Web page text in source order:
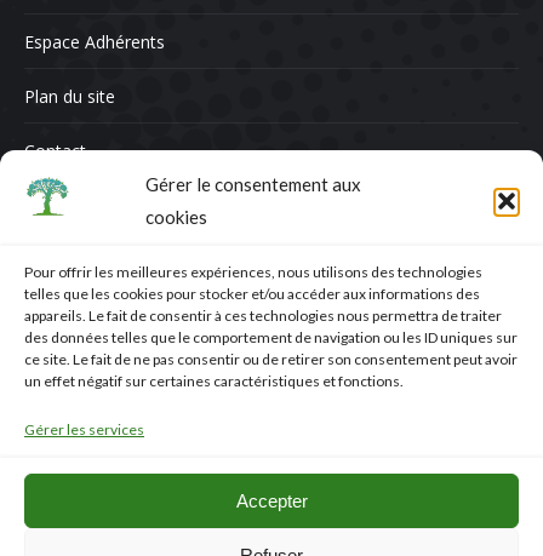
Gérer le consentement aux
cookies
Pour offrir les meilleures expériences, nous utilisons des technologies
telles que les cookies pour stocker et/ou accéder aux informations des
appareils. Le fait de consentir à ces technologies nous permettra de traiter
des données telles que le comportement de navigation ou les ID uniques sur
ce site. Le fait de ne pas consentir ou de retirer son consentement peut avoir
un effet négatif sur certaines caractéristiques et fonctions.
Gérer les services
Accepter
Espace Adhérents
Plan du site
Contact
Contactez-nous
Nom *
E-mail *
Message